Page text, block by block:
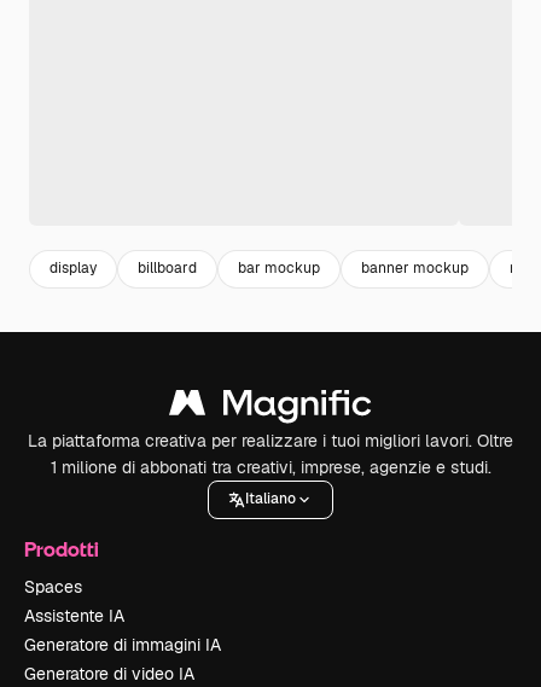
display billboard bar mockup banner mockup
La piattaforma creativa per realizzare i tuoi migliori lavori. Oltre
1 milione di abbonati tra creativi, imprese, agenzie e studi.
Italiano
Prodotti
Spaces
Assistente IA
Generatore di immagini IA
Generatore di video IA